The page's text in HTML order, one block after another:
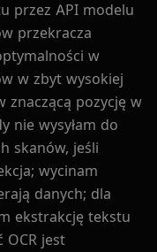
przez API modelu
przekracza
w
w zbyt wysokiej
znaczącą pozycję w
nie wysyłam do
skanów, jeśli
wycinam
danych; dla
ekstrakcję tekstu
OCR jest